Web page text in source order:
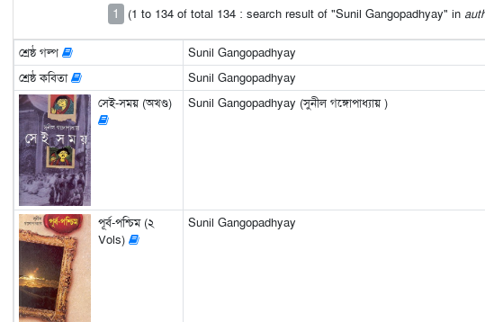
1 (1 to 134 of total 134 : search result of "Sunil Gangopadhyay" in
শ্রেষ্ঠ গল্প Sunil Gangopadhyay
শ্রেষ্ঠ কবিতা
Sunil Gangopadhyay
সেই-সময় (অখণ্ড)
Sunil Gangopadhyay (সুনীল গঙ্গোপাধ্যায় )
পূর্ব-পশ্চিম (২
Vols)
Sunil Gangopadhyay